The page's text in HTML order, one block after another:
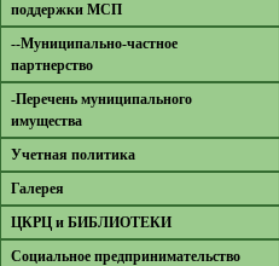
поддержки МСП
--Муниципально-частное
партнерство
-Перечень муниципального
имущества
Учетная политика
Галерея
ЦКРЦ и БИБЛИОТЕКИ
Социальное предпринимательство